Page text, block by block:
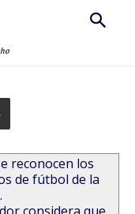
reconocen los
de fútbol de la